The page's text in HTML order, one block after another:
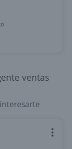
ventas